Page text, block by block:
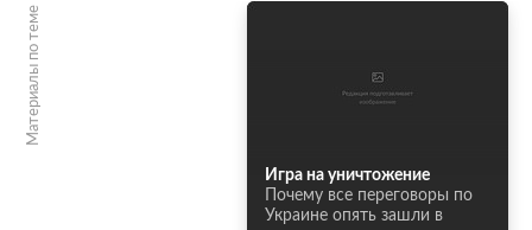
Материалы по теме
Игра на уничтожение
Почему все переговоры по
Украине опять зашли в